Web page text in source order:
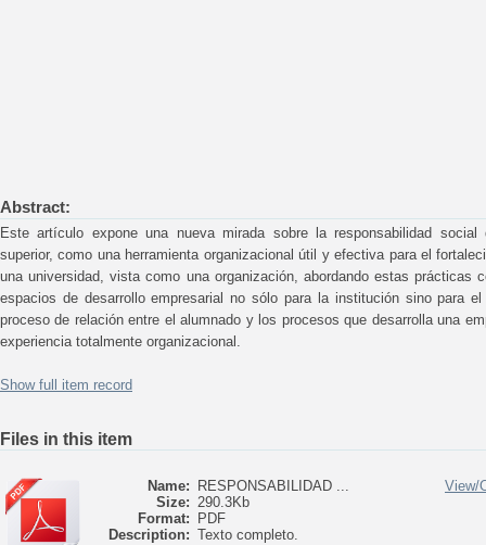
Abstract:
Este artículo expone una nueva mirada sobre la responsabilidad
superior, como una herramienta organizacional útil y efectiva para el
una universidad, vista como una organización, abordando estas prácticas
espacios de desarrollo empresarial no sólo para la institución sino para
proceso de relación entre el alumnado y los procesos que desarrolla una
experiencia totalmente organizacional.
Show full item record
Files in this item
Name:
RESPONSABILIDAD ...
Size: 290.3Kb
Format:
PDF
Description: Texto completo.
View/